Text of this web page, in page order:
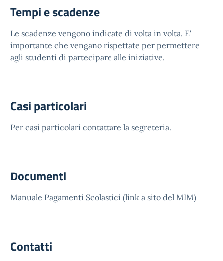
Tempi e scadenze
Le scadenze vengono indicate di volta in volta. E'
importante che vengano rispettate per permettere
agli studenti di partecipare alle iniziative.
Casi particolari
Per casi particolari contattare la segreteria.
Documenti
Manuale Pagamenti Scolastici (link a sito del MIM)
Contatti